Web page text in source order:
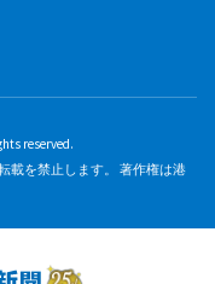
reserved.
載を禁止します。 著作権は港